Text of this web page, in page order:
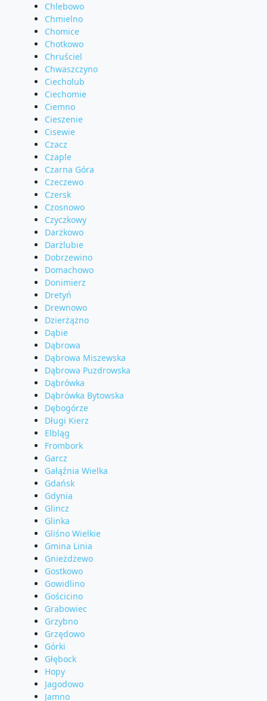
Chlebowo
Chmielno
Chomice
Chotkowo
Chruściel
Chwaszczyno
Ciecholub
Ciechomie
Ciemno
Cieszenie
Cisewie
Czacz
Czaple
Czarna Góra
Czeczewo
Czersk
Czosnowo
Czyczkowy
Darżkowo
Darżlubie
Dobrzewino
Domachowo
Donimierz
Dretyń
Drewnowo
Dzierżążno
Dąbie
Dąbrowa
Dąbrowa Miszewska
Dąbrowa Puzdrowska
Dąbrówka
Dąbrówka Bytowska
Dębogórze
Długi Kierz
Elbląg
Frombork
Garcz
Gałąźnia Wielka
Gdańsk
Gdynia
Glincz
Glinka
Gliśno Wielkie
Gmina Linia
Gnieżdżewo
Gostkowo
Gowidlino
Gościcino
Grabowiec
Grzybno
Grzędowo
Górki
Głębock
Hopy
Jagodowo
Jamno